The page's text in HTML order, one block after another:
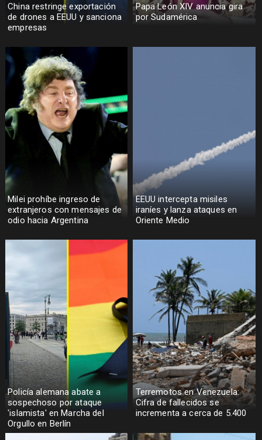
China restringe exportación
de drones a EEUU y sanciona
empresas
Papa León XIV anuncia gira
por Sudamérica
Milei prohíbe ingreso de
extranjeros con mensajes de
odio hacia Argentina
EEUU intercepta misiles
iraníes y lanza ataques en
Oriente Medio
Policía alemana abate a
sospechoso por ataque
'islamista' en Marcha del
Orgullo en Berlín
Terremotos en Venezuela:
Cifra de fallecidos se
incrementa a cerca de 5.400